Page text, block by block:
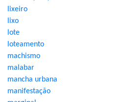
lixeiro
lixo
lote
loteamento
machismo
malabar
mancha urbana
manifestação